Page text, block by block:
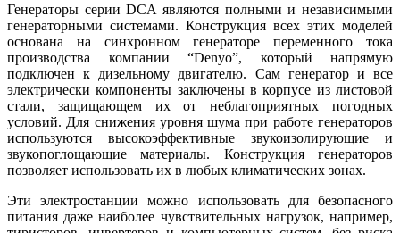
Генераторы серии DCA являются полными и независимыми
генераторными системами. Конструкция всех этих моделей
основана на синхронном генераторе переменного тока
производства компании “Denyo”, который напрямую
подключен к дизельному двигателю. Сам генератор и все
электрически компоненты заключены в корпусе из листовой
стали, защищающем их от неблагоприятных погодных
условий. Для снижения уровня шума при работе генераторов
используются высокоэффективные звукоизолирующие и
звукопоглощающие материалы. Конструкция генераторов
позволяет использовать их в любых климатических зонах.
Эти электростанции можно использовать для безопасного
питания даже наиболее чувствительных нагрузок, например,